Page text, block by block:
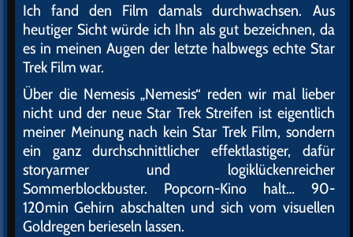
Ich fand den Film damals durchwachsen. Aus
heutiger Sicht würde ich Ihn als gut bezeichnen, da
es in meinen Augen der letzte halbwegs echte Star
Trek Film war.
Über die Nemesis „Nemesis“ reden wir mal lieber
nicht und der neue Star Trek Streifen ist eigentlich
meiner Meinung nach kein Star Trek Film, sondern
ein ganz durchschnittlicher effektlastiger, dafür
storyarmer und logiklückenreicher
Sommerblockbuster. Popcorn-Kino halt… 90-
120min Gehirn abschalten und sich vom visuellen
Goldregen berieseln lassen.